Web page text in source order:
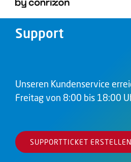
Support
Unseren Kundenservice
Freitag von 8:00 bis 18:00
SUPPORTTICKET ERSTELLEN